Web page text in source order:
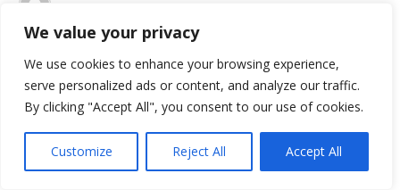
We value your privacy
We use cookies to enhance your browsing experience,
serve personalized ads or content, and analyze our traffic.
By clicking "Accept All", you consent to our use of cookies.
Customize Reject All Accept All
jarocin 5 lat temu
Wczoraj zaciągnąłem w tym miejscu pożyczkę, dziś
znalazła się już na moim koncie, polecam.
0
WEŹ POŻYCZKĘ W GOTÓWKA NON STOP